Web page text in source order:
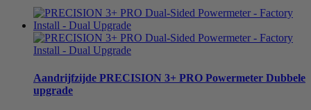
Aandrijfzijde PRECISION 3+ PRO Powermeter Dubbele
upgrade